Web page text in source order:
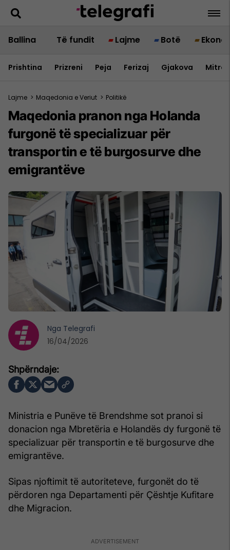
Ballina Të fundit Lajme Botë
Prishtina Prizreni Peja Ferizaj Gjakova
Lajme > Maqedonia e Veriut > Politikë
Maqedonia pranon nga Holanda
furgonë të specializuar për
transportin e të burgosurve dhe
emigrantëve
Ministria e Punëve të Brendshme sot pranoi si
donacion nga Mbretëria e Holandës dy furgonë të
specializuar për transportin e të burgosurve dhe
emigrantëve.
Sipas njoftimit të autoriteteve, furgonët do të
përdoren nga Departamenti për Çështje Kufitare
dhe Migracion.
Nga Telegrafi
16/04/2026